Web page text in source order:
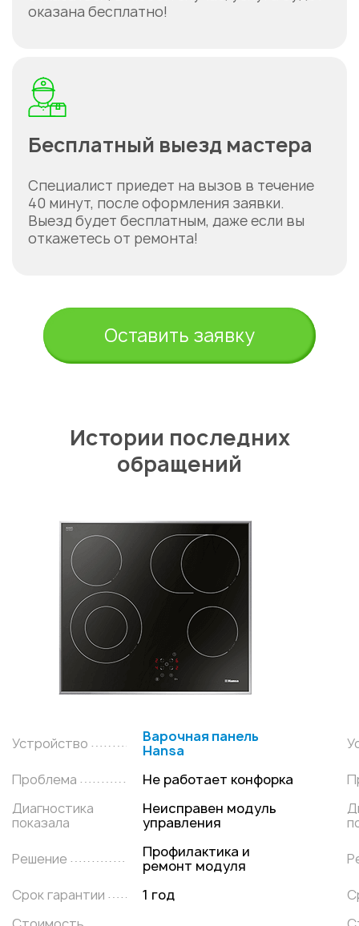
оказана бесплатно!
Бесплатный выезд мастера
Специалист приедет на вызов в течение
40 минут, после оформления заявки.
Выезд будет бесплатным, даже если вы
откажетесь от ремонта!
Оставить заявку
Истории последних
обращений
Устройство
Варочная панель
Hansa
Проблема
Не работает конфорка
Диагностика
показала
Неисправен модуль
управления
Решение
Профилактика и
ремонт модуля
Срок гарантии
1 год